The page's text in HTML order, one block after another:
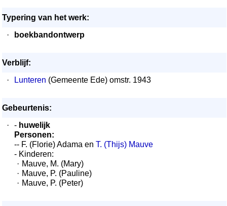
Typering van het werk:
·
boekbandontwerp
Verblijf:
·
Lunteren (Gemeente Ede) omstr. 1943
Gebeurtenis:
·
- huwelijk
Personen:
-- F. (Florie) Adama en T. (Thijs) Mauve
- Kinderen:
· Mauve, M. (Mary)
· Mauve, P. (Pauline)
· Mauve, P. (Peter)